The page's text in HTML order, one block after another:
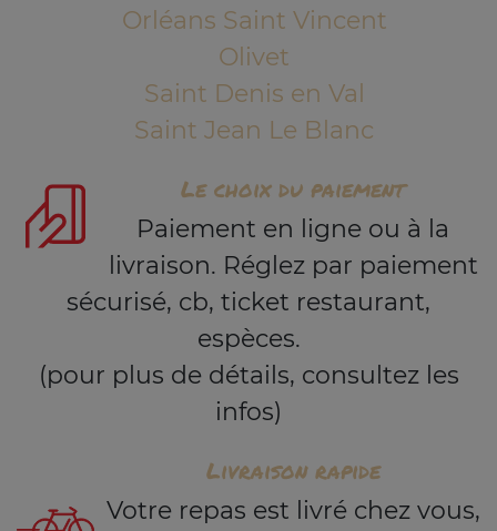
Orléans Saint Vincent
Olivet
Saint Denis en Val
Saint Jean Le Blanc
Le choix du paiement
Paiement en ligne ou à la
livraison. Réglez par paiement
sécurisé, cb, ticket restaurant,
espèces.
(pour plus de détails, consultez les
infos)
Livraison rapide
Votre repas est livré chez vous,